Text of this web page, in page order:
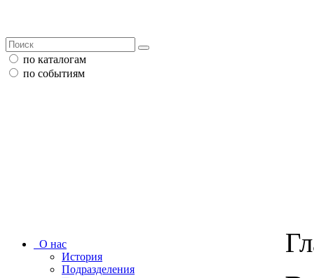
по каталогам
по событиям
О нас
История
Подразделения